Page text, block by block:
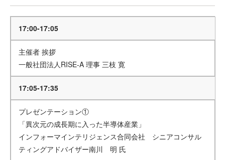
17:00-17:05
主催者 挨拶
一般社団法人RISE-A 理事 三枝 寛
17:05-17:35
プレゼンテーション①
「異次元の成長期に入った半導体産業」
インフォーマインテリジェンス合同会社 シニアコンサル
ティングアドバイザー南川 明 氏